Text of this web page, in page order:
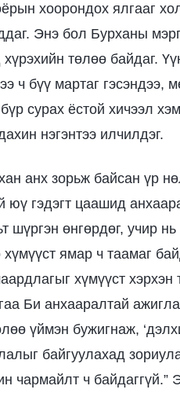
хоорондох ялгааг
Энэ бол Бурханы
төлөө байдаг.
ч бүү мартаг гэсэндээ,
сурах ёстой хичээл
нэгэнтээ илчилдэг.
анх зорьж байсан үр
юү гэдэгт цаашид
шүргэн өнгөрдөг, учир
ямар ч таамаг
хүмүүст хэрхэн
Би анхааралтай
үймэн бужигнаж,
байгуулахад
чармайлт ч байдаггүй.”